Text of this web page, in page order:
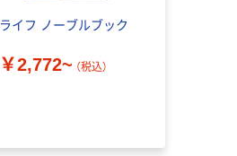
ライフ ノーブルブック
￥2,772~ （税込）